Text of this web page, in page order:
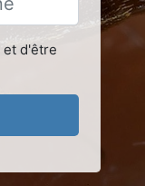
et d'être